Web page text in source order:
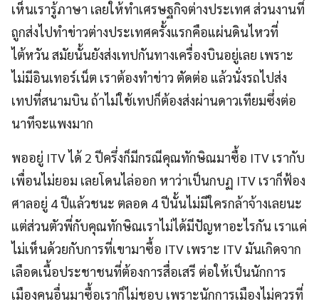
เห็นเรารู้ภาษา เลยให้ทำเศรษฐกิจต่างประเทศ ส่วนงานที่
ถูกส่งไปทำข่าวต่างประเทศครั้งแรกคือแผ่นดินไหวที่
ไต้หวัน สมัยนั้นยังส่งเทปกันทางเครื่องบินอยู่เลย เพราะ
ไม่มีอินเทอร์เน็ต เราต้องทำข่าว ตัดต่อ แล้วนั่งรถไปส่ง
เทปที่สนามบิน ถ้าไม่ใช้เทปก็ต้องส่งผ่านดาวเทียมซึ่งต่อ
นาทีจะแพงมาก
พออยู่ ITV ได้ 2 ปีครึ่งก็มีกรณีคุณทักษิณมาซื้อ ITV เรากับ
เพื่อนไม่ยอม เลยโดนไล่ออก หาว่าเป็นกบฏ ITV เราก็ฟ้อง
ศาลอยู่ 4 ปีแล้วชนะ ตลอด 4 ปีนั้นไม่มีใครกล้าจ้างเลยนะ
แต่ส่วนตัวพี่กับคุณทักษิณเราไม่ได้มีปัญหาอะไรกัน เราแค่
ไม่เห็นด้วยกับการที่เขามาซื้อ ITV เพราะ ITV มันเกิดจาก
เลือดเนื้อประชาชนที่ต้องการสื่อเสรี ต่อให้เป็นนักการ
เมืองคนอื่นมาซื้อเราก็ไม่ชอบ เพราะนักการเมืองไม่ควรที่